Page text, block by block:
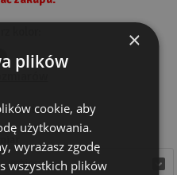
rozmiar:
wybierz
wybierz
×
plików
cookie, aby
użytkowania.
wyrażasz zgodę
wszystkich plików